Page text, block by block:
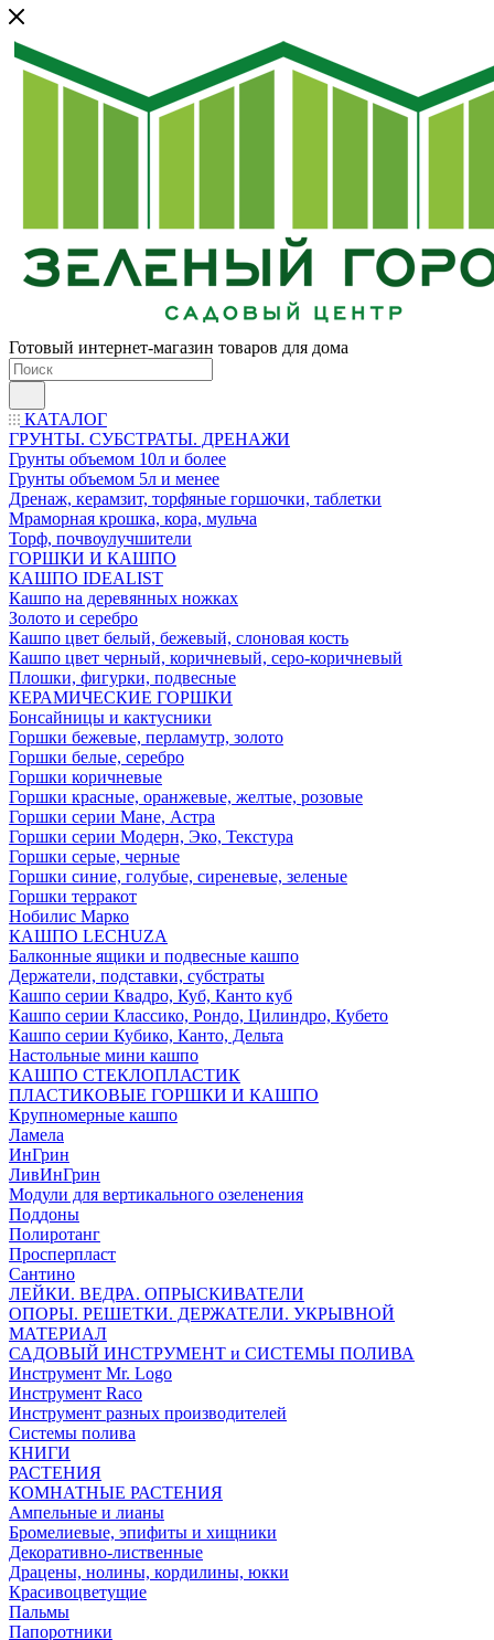
Готовый интернет-магазин товаров для дома
КАТАЛОГ
ГРУНТЫ. СУБСТРАТЫ. ДРЕНАЖИ
Грунты объемом 10л и более
Грунты объемом 5л и менее
Дренаж, керамзит, торфяные горшочки, таблетки
Мраморная крошка, кора, мульча
Торф, почвоулучшители
ГОРШКИ И КАШПО
КАШПО IDEALIST
Кашпо на деревянных ножках
Золото и серебро
Кашпо цвет белый, бежевый, слоновая кость
Кашпо цвет черный, коричневый, серо-коричневый
Плошки, фигурки, подвесные
КЕРАМИЧЕСКИЕ ГОРШКИ
Бонсайницы и кактусники
Горшки бежевые, перламутр, золото
Горшки белые, серебро
Горшки коричневые
Горшки красные, оранжевые, желтые, розовые
Горшки серии Мане, Астра
Горшки серии Модерн, Эко, Текстура
Горшки серые, черные
Горшки синие, голубые, сиреневые, зеленые
Горшки терракот
Нобилис Марко
КАШПО LECHUZA
Балконные ящики и подвесные кашпо
Держатели, подставки, субстраты
Кашпо серии Квадро, Куб, Канто куб
Кашпо серии Классико, Рондо, Цилиндро, Кубето
Кашпо серии Кубико, Канто, Дельта
Настольные мини кашпо
КАШПО СТЕКЛОПЛАСТИК
ПЛАСТИКОВЫЕ ГОРШКИ И КАШПО
Крупномерные кашпо
Ламела
ИнГрин
ЛивИнГрин
Модули для вертикального озеленения
Поддоны
Полиротанг
Просперпласт
Сантино
ЛЕЙКИ. ВЕДРА. ОПРЫСКИВАТЕЛИ
ОПОРЫ. РЕШЕТКИ. ДЕРЖАТЕЛИ. УКРЫВНОЙ
МАТЕРИАЛ
САДОВЫЙ ИНСТРУМЕНТ и СИСТЕМЫ ПОЛИВА
Инструмент Mr. Logo
Инструмент Raco
Инструмент разных производителей
Системы полива
КНИГИ
РАСТЕНИЯ
КОМНАТНЫЕ РАСТЕНИЯ
Ампельные и лианы
Бромелиевые, эпифиты и хищники
Декоративно-лиственные
Драцены, нолины, кордилины, юкки
Красивоцветущие
Пальмы
Папоротники